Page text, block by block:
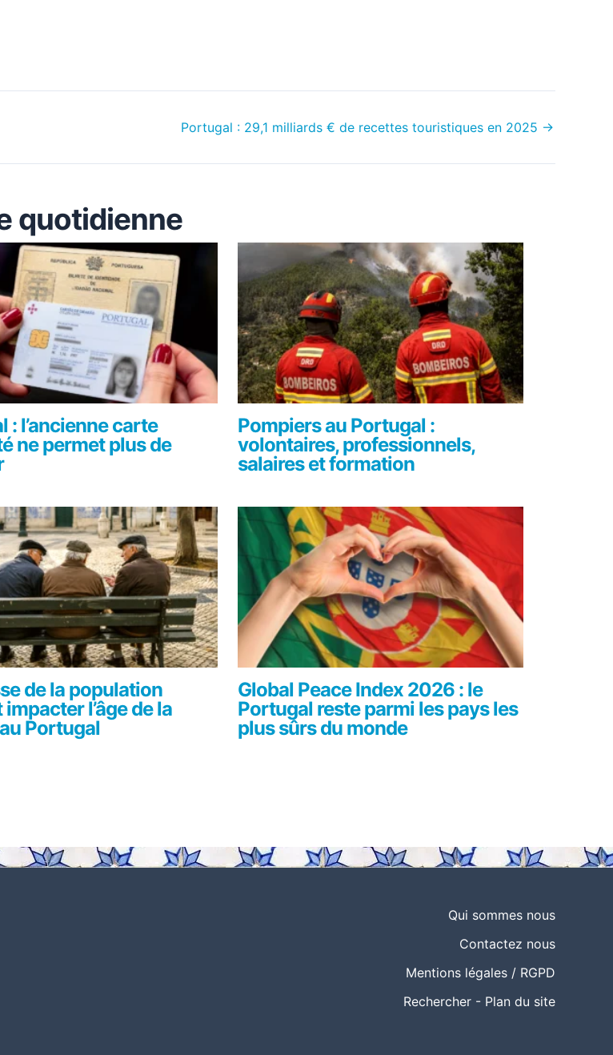
Portugal : 29,1 milliards € de recettes touristiques en 2025 →
quotidienne
: l’ancienne carte
ne permet plus de
Pompiers au Portugal :
volontaires, professionnels,
salaires et formation
de la population
l’âge de la
Portugal
Global Peace Index 2026 : le
Portugal reste parmi les pays les
plus sûrs du monde
Qui sommes nous
Contactez nous
Mentions légales / RGPD
Rechercher - Plan du site